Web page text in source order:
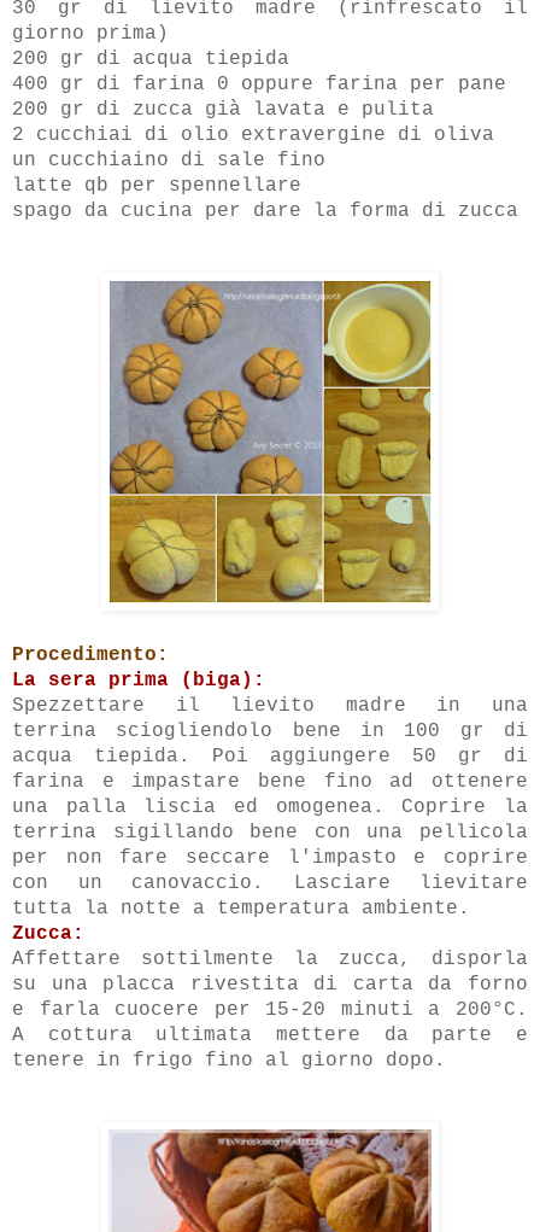
30 gr di lievito madre (rinfrescato il
giorno prima)
200 gr di acqua tiepida
400 gr di farina 0 oppure farina per pane
200 gr di zucca già lavata e pulita
2 cucchiai di olio extravergine di oliva
un cucchiaino di sale fino
latte qb per spennellare
spago da cucina per dare la forma di zucca
Procedimento:
La sera prima (biga):
Spezzettare il lievito madre in una
terrina sciogliendolo bene in 100 gr di
acqua tiepida. Poi aggiungere 50 gr di
farina e impastare bene fino ad ottenere
una palla liscia ed omogenea. Coprire la
terrina sigillando bene con una pellicola
per non fare seccare l'impasto e coprire
con un canovaccio. Lasciare lievitare
tutta la notte a temperatura ambiente.
Zucca:
Affettare sottilmente la zucca, disporla
su una placca rivestita di carta da forno
e farla cuocere per 15-20 minuti a 200°C.
A cottura ultimata mettere da parte e
tenere in frigo fino al giorno dopo.